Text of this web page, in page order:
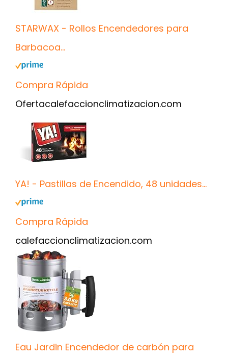
STARWAX - Rollos Encendedores para
Barbacoa...
Compra Rápida
Ofertacalefaccionclimatizacion.com
YA! - Pastillas de Encendido, 48 unidades...
Compra Rápida
calefaccionclimatizacion.com
Eau Jardin Encendedor de carbón para